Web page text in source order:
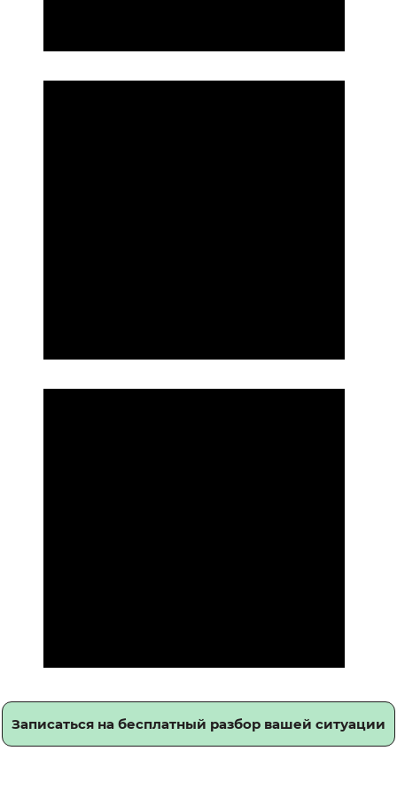
Записаться на бесплатный разбор вашей ситуации